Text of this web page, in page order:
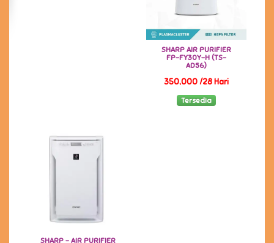
SHARP AIR PURIFIER
FP-FY30Y-H (TS-
AD56)
350,000 /28 Hari
Tersedia
SHARP - AIR PURIFIER